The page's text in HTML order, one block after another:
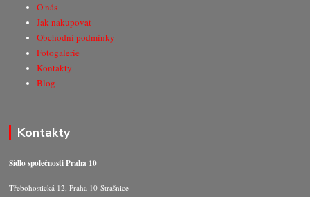
O nás
Jak nakupovat
Obchodní podmínky
Fotogalerie
Kontakty
Blog
Kontakty
Sídlo společnosti Praha 10
Třebohostická 12, Praha 10-Strašnice